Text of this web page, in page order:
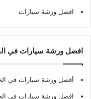
افضل ورشة سيارات
افضل ورشة سيارات في
أفضل ورشة سيارات في
افضل ورشة سيارات في